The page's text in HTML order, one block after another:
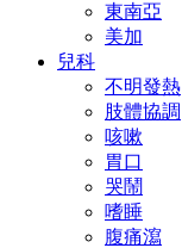
東南亞
美加
兒科
不明發熱
肢體協調
咳嗽
胃口
哭鬧
嗜睡
腹痛瀉